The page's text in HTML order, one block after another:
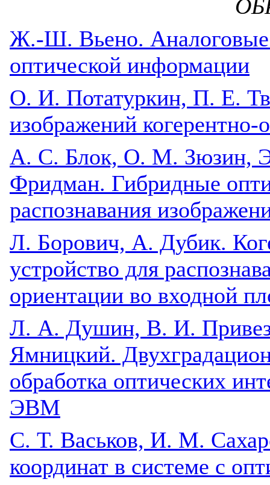
Ж.-Ш. Вьено. Аналоговые
оптической информации
О. И. Потатуркин, П. Е.
изображений
A. С. Блок, О. М. Зюзин,
Фридман. Гибридные
распознавания
Л. Борович, А. Дубик.
устройство для
ориентации во входной
Л. А. Душин, В. И.
Ямницкий.
обработка оптических
ЭВМ
С. Т. Васьков, И. М.
координат в системе с